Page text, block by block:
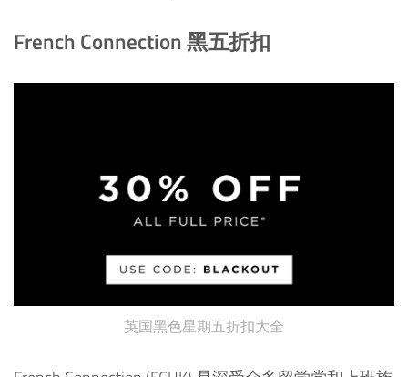
French Connection 黑五折扣
英国黑色星期五折扣大全